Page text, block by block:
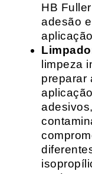
HB
adesão
limpeza
preparar